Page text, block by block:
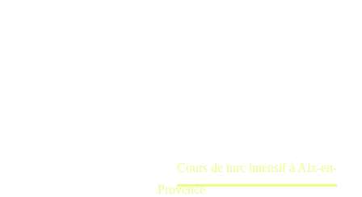
Cours de turc intensif à Aix-en-
Provence